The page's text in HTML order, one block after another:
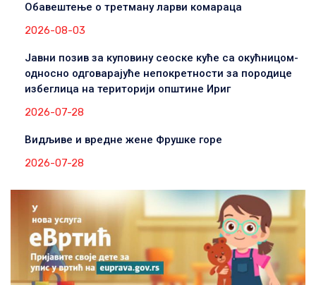
Обавештење о третману ларви комараца
2026-08-03
Јавни позив за куповину сеоске куће са окућницом-
односно одговарајуће непокретности за породице
избеглица на територији општине Ириг
2026-07-28
Видљиве и вредне жене Фрушке горе
2026-07-28